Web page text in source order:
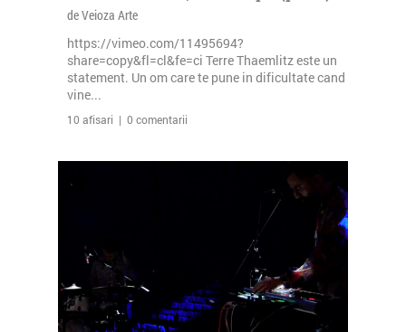
de Veioza Arte
https://vimeo.com/11495694?
share=copy&fl=cl&fe=ci Terre Thaemlitz este un
statement. Un om care te pune in dificultate cand
vine...
10 afisari | 0 comentarii